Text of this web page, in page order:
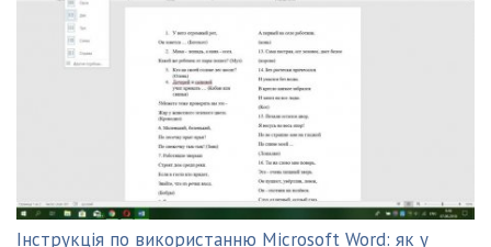
Інструкція по використанню Microsoft Word: як у